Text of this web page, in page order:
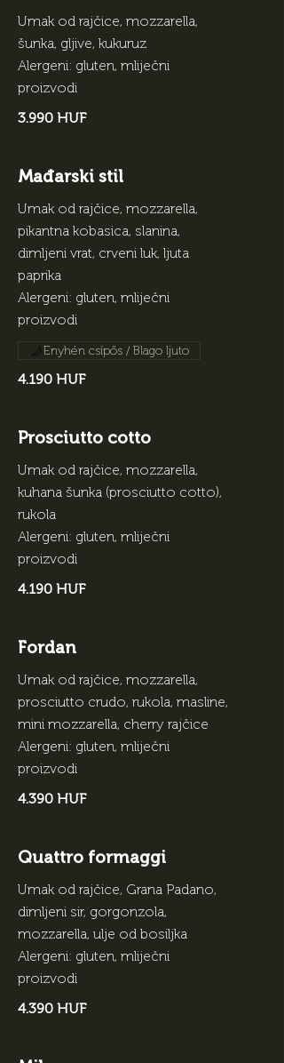
Umak od rajčice, mozzarella,
šunka, gljive, kukuruz
Alergeni: gluten, mliječni
proizvodi
3.990 HUF
Mađarski stil
Umak od rajčice, mozzarella,
pikantna kobasica, slanina,
dimljeni vrat, crveni luk, ljuta
paprika
Alergeni: gluten, mliječni
proizvodi
4.190 HUF
Enyhén csípős / Blago ljuto
Prosciutto cotto
Umak od rajčice, mozzarella,
kuhana šunka (prosciutto cotto),
rukola
Alergeni: gluten, mliječni
proizvodi
4.190 HUF
Fordan
Umak od rajčice, mozzarella,
prosciutto crudo, rukola, masline,
mini mozzarella, cherry rajčice
Alergeni: gluten, mliječni
proizvodi
4.390 HUF
Quattro formaggi
Umak od rajčice, Grana Padano,
dimljeni sir, gorgonzola,
mozzarella, ulje od bosiljka
Alergeni: gluten, mliječni
proizvodi
4.390 HUF